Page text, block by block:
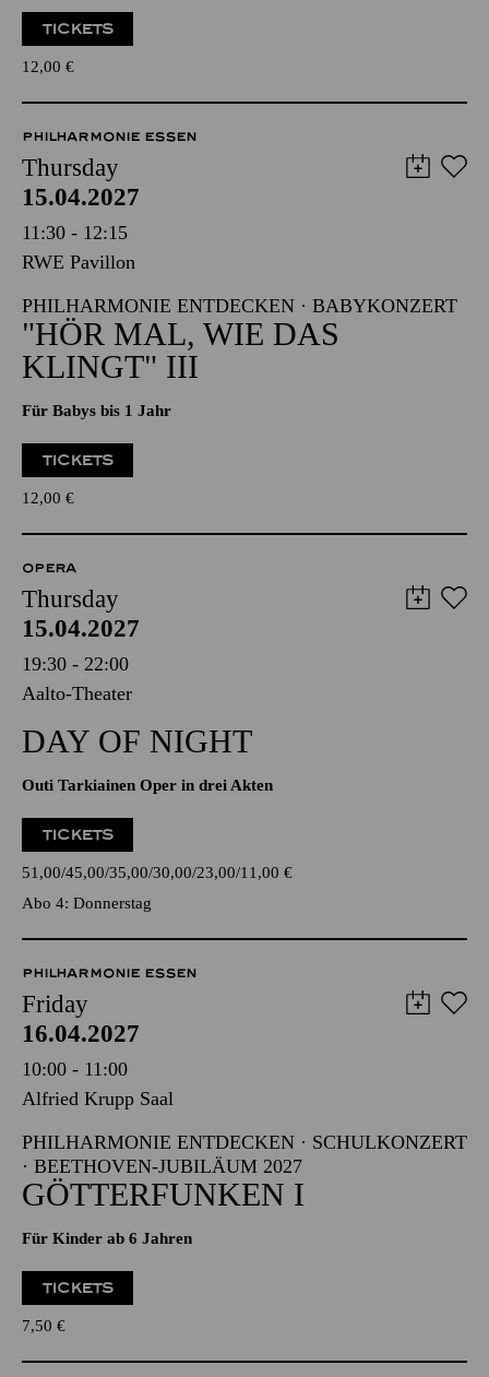
TICKETS
12,00 €
PHILHARMONIE ESSEN
Thursday
15.04.2027
11:30 - 12:15
RWE Pavillon
PHILHARMONIE ENTDECKEN · BABYKONZERT
"HÖR MAL, WIE DAS
KLINGT" III
Für Babys bis 1 Jahr
TICKETS
12,00 €
OPERA
Thursday
15.04.2027
19:30 - 22:00
Aalto-Theater
DAY OF NIGHT
Outi Tarkiainen Oper in drei Akten
TICKETS
51,00 45,00 35,00 30,00 23,00 11,00 €
Abo 4: Donnerstag
PHILHARMONIE ESSEN
Friday
16.04.2027
10:00 - 11:00
Alfried Krupp Saal
PHILHARMONIE ENTDECKEN · SCHULKONZERT
· BEETHOVEN-JUBILÄUM 2027
GÖTTERFUNKEN I
Für Kinder ab 6 Jahren
TICKETS
7,50 €